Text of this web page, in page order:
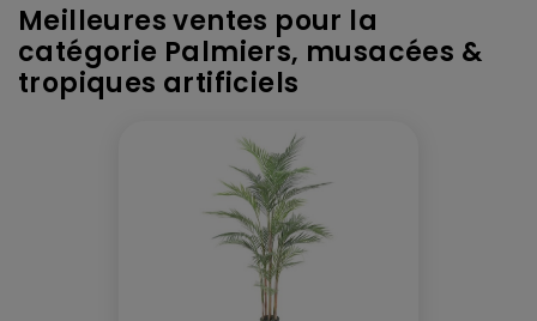
Meilleures ventes pour la
catégorie Palmiers, musacées &
tropiques artificiels